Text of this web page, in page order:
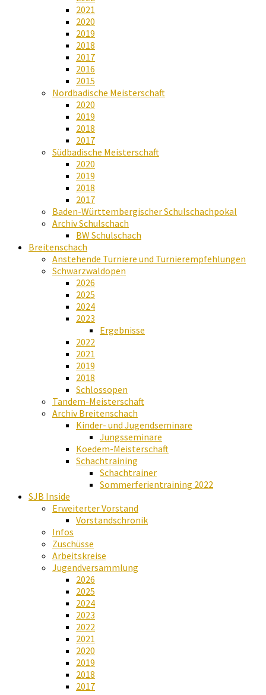
2021
2020
2019
2018
2017
2016
2015
Nordbadische Meisterschaft
2020
2019
2018
2017
Südbadische Meisterschaft
2020
2019
2018
2017
Baden-Württembergischer Schulschachpokal
Archiv Schulschach
BW Schulschach
Breitenschach
Anstehende Turniere und Turnierempfehlungen
Schwarzwaldopen
2026
2025
2024
2023
Ergebnisse
2022
2021
2019
2018
Schlossopen
Tandem-Meisterschaft
Archiv Breitenschach
Kinder- und Jugendseminare
Jungsseminare
Koedem-Meisterschaft
Schachtraining
Schachtrainer
Sommerferientraining 2022
SJB Inside
Erweiterter Vorstand
Vorstandschronik
Infos
Zuschüsse
Arbeitskreise
Jugendversammlung
2026
2025
2024
2023
2022
2021
2020
2019
2018
2017